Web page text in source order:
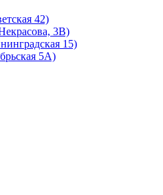
42)
3В)
15)
5А)